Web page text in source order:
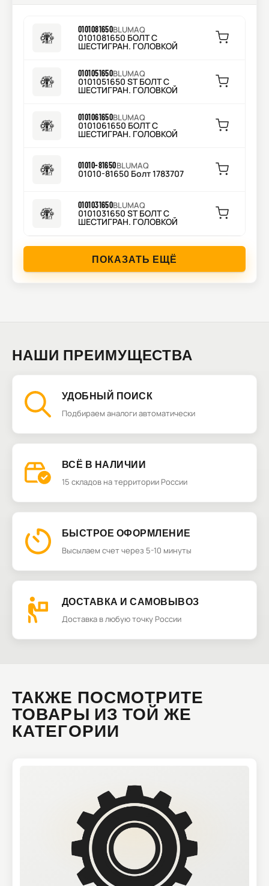
0101081650BLUMAQ
0101081650 БОЛТ С
ШЕСТИГРАН. ГОЛОВКОЙ
0101051650BLUMAQ
0101051650 ST БОЛТ С
ШЕСТИГРАН. ГОЛОВКОЙ
0101061650BLUMAQ
0101061650 БОЛТ С
ШЕСТИГРАН. ГОЛОВКОЙ
01010-81650BLUMAQ
01010-81650 Болт 1783707
0101031650BLUMAQ
0101031650 ST БОЛТ С
ШЕСТИГРАН. ГОЛОВКОЙ
ПОКАЗАТЬ ЕЩЁ
НАШИ ПРЕИМУЩЕСТВА
УДОБНЫЙ ПОИСК
Подбираем аналоги автоматически
ВСЁ В НАЛИЧИИ
15 складов на территории России
БЫСТРОЕ ОФОРМЛЕНИЕ
Высылаем счет через 5-10 минуты
ДОСТАВКА И САМОВЫВОЗ
Доставка в любую точку России
ТАКЖЕ ПОСМОТРИТЕ
ТОВАРЫ ИЗ ТОЙ ЖЕ
КАТЕГОРИИ